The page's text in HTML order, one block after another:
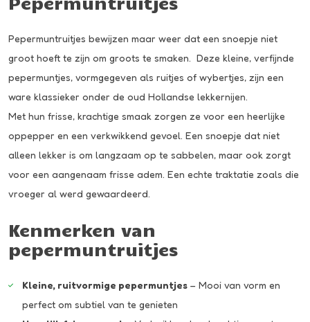
Pepermuntruitjes bewijzen maar weer dat een snoepje niet
groot hoeft te zijn om groots te smaken. Deze kleine, verfijnde
pepermuntjes, vormgegeven als ruitjes of wybertjes, zijn een
ware klassieker onder de oud Hollandse lekkernijen.
Met hun frisse, krachtige smaak zorgen ze voor een heerlijke
oppepper en een verkwikkend gevoel. Een snoepje dat niet
alleen lekker is om langzaam op te sabbelen, maar ook zorgt
voor een aangenaam frisse adem. Een echte traktatie zoals die
vroeger al werd gewaardeerd.
Kenmerken van
pepermuntruitjes
Kleine, ruitvormige pepermuntjes – Mooi van vorm en
perfect om subtiel van te genieten